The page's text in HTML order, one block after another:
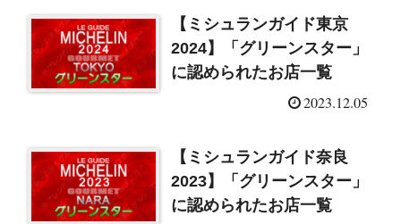
【ミシュランガイド東京
2024】「グリーンスター」
に認められたお店一覧
2023.12.05
【ミシュランガイド奈良
2023】「グリーンスター」
に認められたお店一覧